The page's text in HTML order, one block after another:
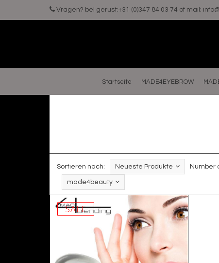
Vragen? bel gerust:+31 (0)347 84 03 74 of mail:
Startseite MADE4EYEBROW
Sortieren nach: Neueste Produkte Number
made4beauty
SALE